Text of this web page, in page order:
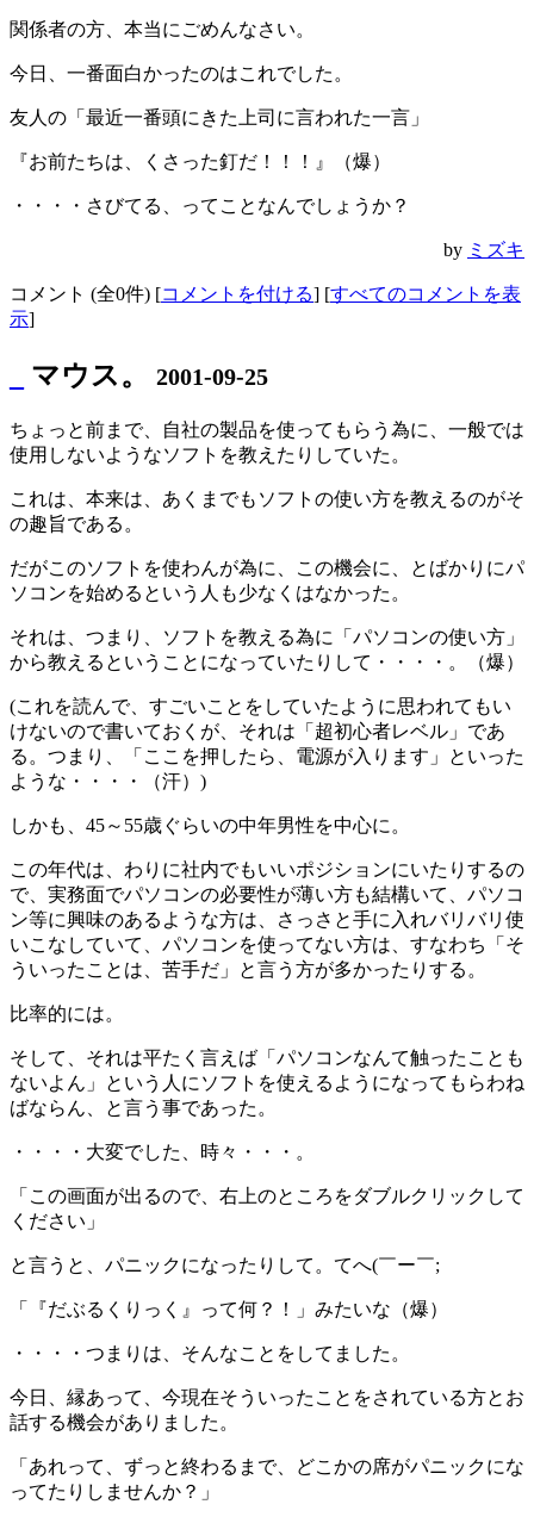
関係者の方、本当にごめんなさい。
今日、一番面白かったのはこれでした。
友人の「最近一番頭にきた上司に言われた一言」
『お前たちは、くさった釘だ！！！』（爆）
・・・・さびてる、ってことなんでしょうか？
by ミズキ
コメント (全0件) [コメントを付ける] [すべてのコメントを表
示]
マウス。 2001-09-25
ちょっと前まで、自社の製品を使ってもらう為に、一般では
使用しないようなソフトを教えたりしていた。
これは、本来は、あくまでもソフトの使い方を教えるのがそ
の趣旨である。
だがこのソフトを使わんが為に、この機会に、とばかりにパ
ソコンを始めるという人も少なくはなかった。
それは、つまり、ソフトを教える為に「パソコンの使い方」
から教えるということになっていたりして・・・・。（爆）
(これを読んで、すごいことをしていたように思われてもい
けないので書いておくが、それは「超初心者レベル」であ
る。つまり、「ここを押したら、電源が入ります」といった
ような・・・・（汗）)
しかも、45～55歳ぐらいの中年男性を中心に。
この年代は、わりに社内でもいいポジションにいたりするの
で、実務面でパソコンの必要性が薄い方も結構いて、パソコ
ン等に興味のあるような方は、さっさと手に入れバリバリ使
いこなしていて、パソコンを使ってない方は、すなわち「そ
ういったことは、苦手だ」と言う方が多かったりする。
比率的には。
そして、それは平たく言えば「パソコンなんて触ったことも
ないよん」という人にソフトを使えるようになってもらわね
ばならん、と言う事であった。
・・・・大変でした、時々・・・。
「この画面が出るので、右上のところをダブルクリックして
ください」
と言うと、パニックになったりして。てへ(￣ー￣;
「『だぶるくりっく』って何？！」みたいな（爆）
・・・・つまりは、そんなことをしてました。
今日、縁あって、今現在そういったことをされている方とお
話する機会がありました。
「あれって、ずっと終わるまで、どこかの席がパニックにな
ってたりしませんか？」